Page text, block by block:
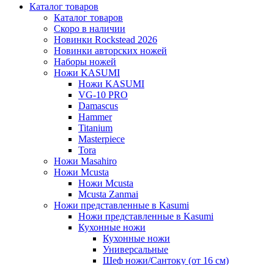
Каталог товаров
Каталог товаров
Скоро в наличии
Новинки Rockstead 2026
Новинки авторских ножей
Наборы ножей
Ножи KASUMI
Ножи KASUMI
VG-10 PRO
Damascus
Hammer
Titanium
Masterpiece
Tora
Ножи Masahiro
Ножи Mcusta
Ножи Mcusta
Mcusta Zanmai
Ножи представленные в Kasumi
Ножи представленные в Kasumi
Кухонные ножи
Кухонные ножи
Универсальные
Шеф ножи/Сантоку (от 16 см)